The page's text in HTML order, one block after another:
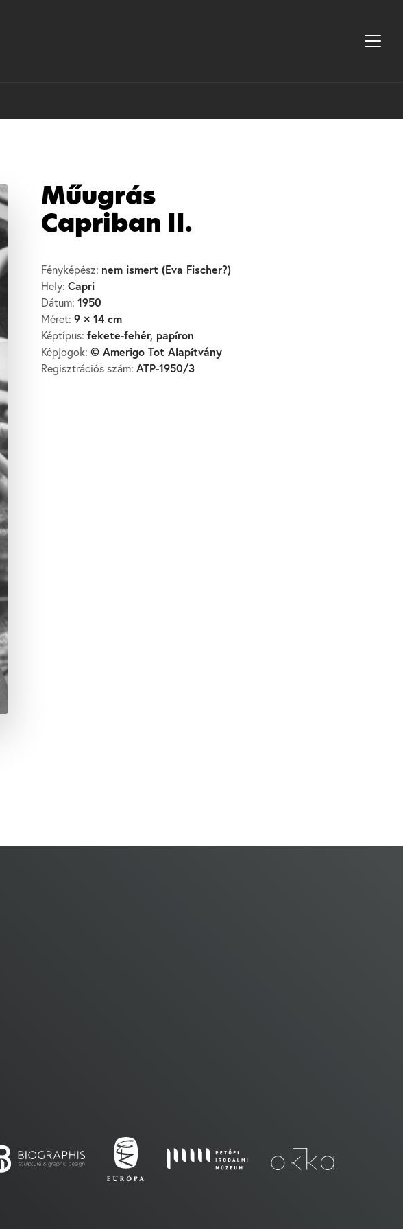
Műugrás
Capriban II.
Fényképész: nem ismert (Eva Fischer?)
Hely: Capri
Dátum: 1950
Méret: 9 × 14 cm
Képtípus: fekete-fehér, papíron
Képjogok: © Amerigo Tot Alapítvány
Regisztrációs szám: ATP-1950/3